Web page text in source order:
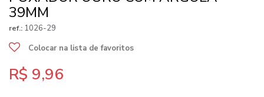
39MM
ref.: 1026-29
Colocar na lista de favoritos
R$ 9,96